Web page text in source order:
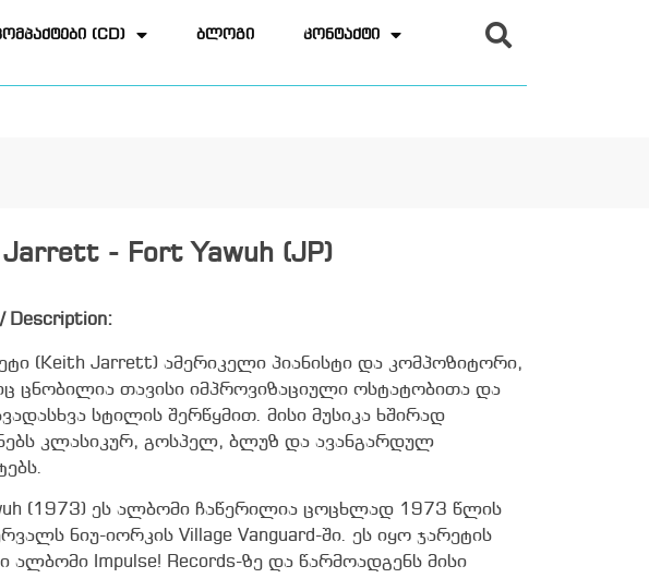
(CD) ბლოგი კონტაქტი
- Fort Yawuh (JP)
Description:
(Keith Jarrett) ამერიკელი პიანისტი და კომპოზიტორი,
ცნობილია თავისი იმპროვიზაციული ოსტატობითა და
სტილის შერწყმით. მისი მუსიკა ხშირად
კლასიკურ, გოსპელ, ბლუზ და ავანგარდულ
(1973) ეს ალბომი ჩაწერილია ცოცხლად 1973 წლის
ნიუ-იორკის Village Vanguard-ში. ეს იყო ჯარეტის
ალბომი Impulse! Records-ზე და წარმოადგენს მისი